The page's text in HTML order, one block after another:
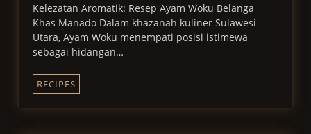
Kelezatan Aromatik: Resep Ayam Woku Belanga
Khas Manado Dalam khazanah kuliner Sulawesi
Utara, Ayam Woku menempati posisi istimewa
sebagai hidangan…
RECIPES